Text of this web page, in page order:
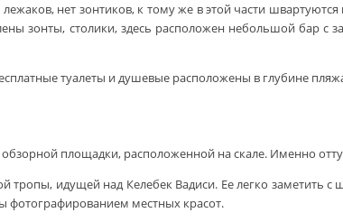
нет зонтиков, к тому же в этой части
зонты, столики, здесь расположен небольшой бар с
туалеты и душевые расположены в глубине
площадки, расположенной на скале. Именно
тропы, идущей над Келебек Вадиси. Ее легко заметить
фотографированием местных красот.